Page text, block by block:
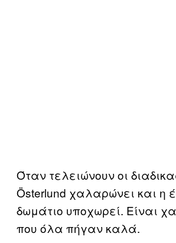
Όταν τελειώνουν οι
Österlund χαλαρώνει και η
δωμάτιο υποχωρεί. Είναι
που όλα πήγαν καλά.